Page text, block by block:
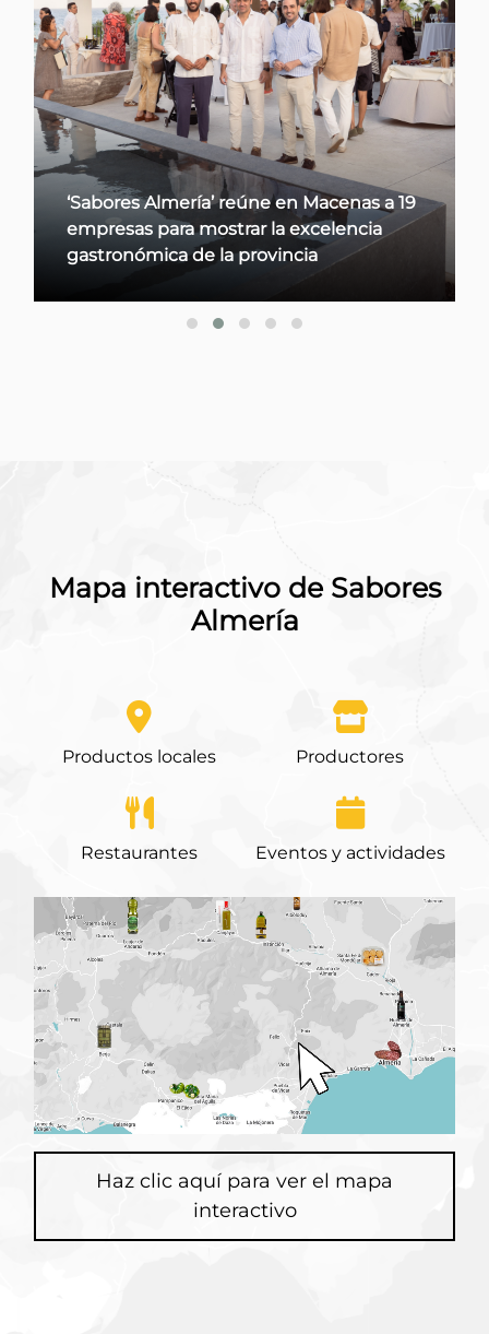
‘Sabores Almería’ reúne en Macenas a 19
empresas para mostrar la excelencia
gastronómica de la provincia
Mapa interactivo de Sabores
Almería
Productos locales
Restaurantes
Productores
Eventos y actividades
Haz clic aquí para ver el mapa
interactivo